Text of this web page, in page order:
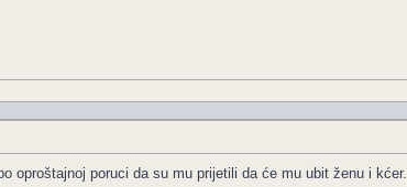
oproštajnoj poruci da su mu prijetili da će mu ubit ženu i kćer.